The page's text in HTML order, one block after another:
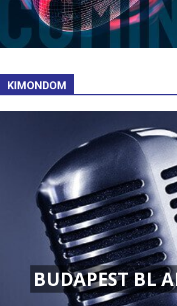
KIMONDOM
BUDAPEST BL